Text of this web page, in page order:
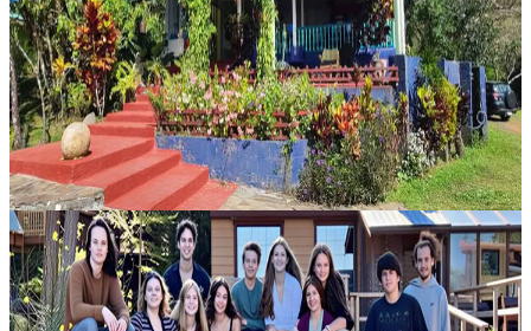
Un percorso pensato per accompagnare con delicatezza e profondità
chi desidera aprire una nuova fase di vita, lasciando andare schemi
psicologici negativi che tendono a ripetersi e portando alla luce....
5400,00 USD
14 agosto 2026 18:00
Vancouver, Canada
Teens Alive 1